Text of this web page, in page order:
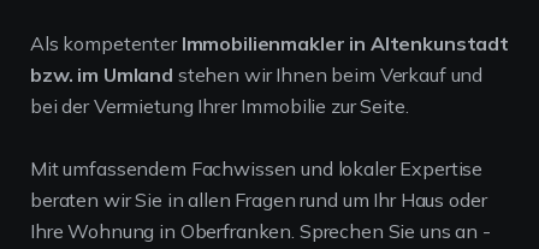
Als kompetenter Immobilienmakler in Altenkunstadt
bzw. im Umland stehen wir Ihnen beim Verkauf und
bei der Vermietung Ihrer Immobilie zur Seite.
Mit umfassendem Fachwissen und lokaler Expertise
beraten wir Sie in allen Fragen rund um Ihr Haus oder
Ihre Wohnung in Oberfranken. Sprechen Sie uns an -